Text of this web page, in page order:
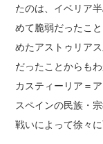
たのは、イベリア
めて脆弱だったこ
めたアストゥリア
だったことからも
カスティーリア＝
スペインの民族・
戦いによって徐々